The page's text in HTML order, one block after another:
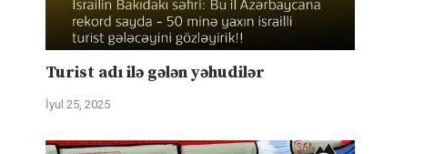
Turist adı ilə gələn yəhudilər
İyul 25, 2025